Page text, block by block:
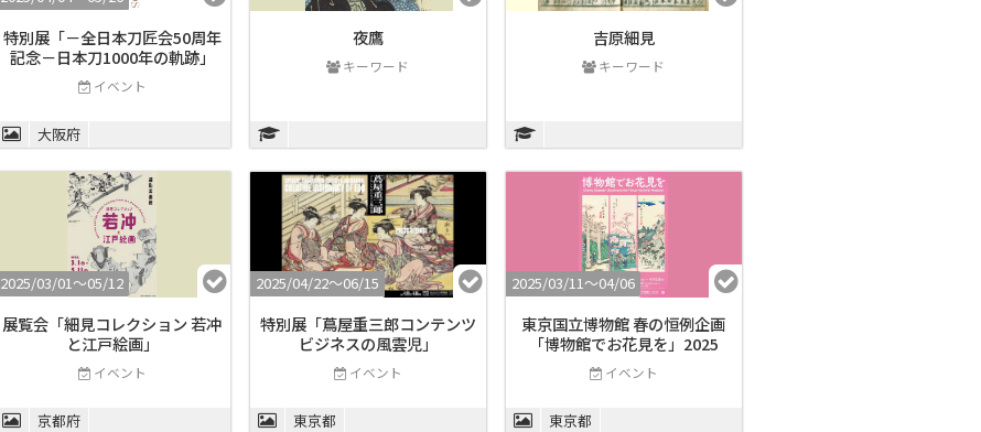
特別展「－全日本刀匠会50周年
記念－日本刀1000年の軌跡」
イベント
大阪府
夜鷹
キーワード
吉原細見
キーワード
2025/03/01〜05/12
展覧会「細見コレクション 若冲
と江戸絵画‬」
イベント
京都府
2025/04/22〜06/15
特別展「蔦屋重三郎コンテンツ
ビジネスの風雲児」
イベント
東京都
2025/03/11〜04/06
東京国立博物館 春の恒例企画
「博物館でお花見を」2025
イベント
東京都